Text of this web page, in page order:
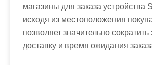
магазины для заказа устройства
исходя из местоположения
позволяет значительно
доставку и время ожидания